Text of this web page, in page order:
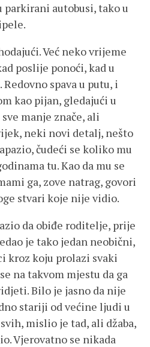
parkirani autobusi, tako u
Već neko vrijeme
poslije ponoći, kad u
spava u putu, i
kao pijan, gledajući u
manje znače, ali
neki novi detalj, nešto
čudeći se koliko mu
tu. Kao da mu se
ga, zove natrag, govori
stvari koje nije vidio.
da obiđe roditelje, prije
je tako jedan neobični,
kroz koju prolazi svaki
na takvom mjestu da ga
Bilo je jasno da nije
stariji od većine ljudi u
mislio je tad, ali džaba,
Vjerovatno se nikada